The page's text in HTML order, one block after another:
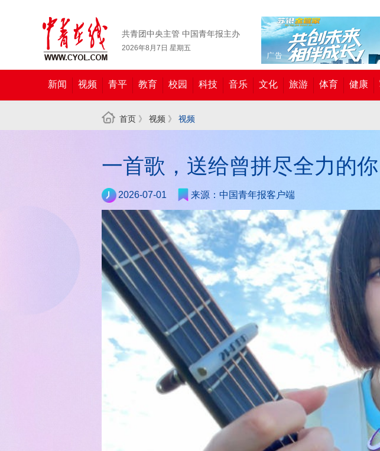
共青团中央主管 中国青年报主办
2026年8月7日 星期五
新闻 视频 青平 教育 校园 科技 音乐 文化 旅游 体育 健康
首页 》 视频 》 视频
一首歌，送给曾拼尽全力的你
2026-07-01 来源：中国青年报客户端